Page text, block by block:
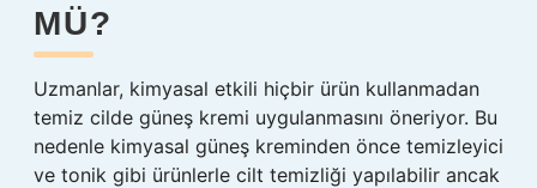
MÜ?
Uzmanlar, kimyasal etkili hiçbir ürün kullanmadan
temiz cilde güneş kremi uygulanmasını öneriyor. Bu
nedenle kimyasal güneş kreminden önce temizleyici
ve tonik gibi ürünlerle cilt temizliği yapılabilir ancak